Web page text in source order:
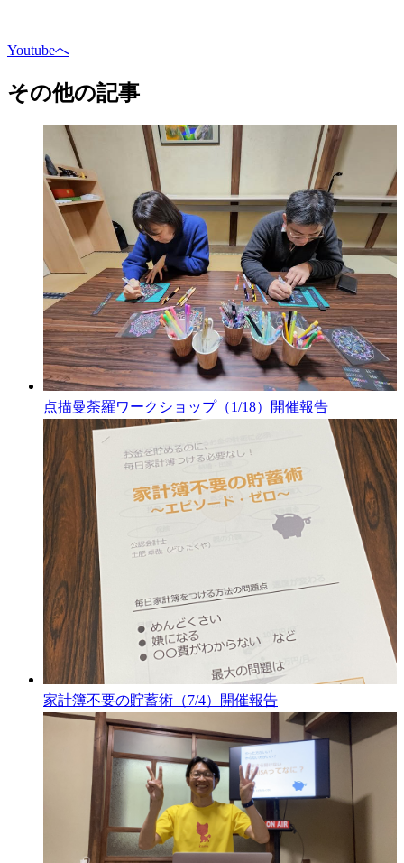
Youtubeへ
その他の記事
点描曼荼羅ワークショップ（1/18）開催報告
家計簿不要の貯蓄術（7/4）開催報告